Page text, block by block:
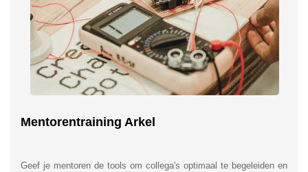
Mentorentraining Arkel
Geef je mentoren de tools om collega's optimaal te begeleiden en